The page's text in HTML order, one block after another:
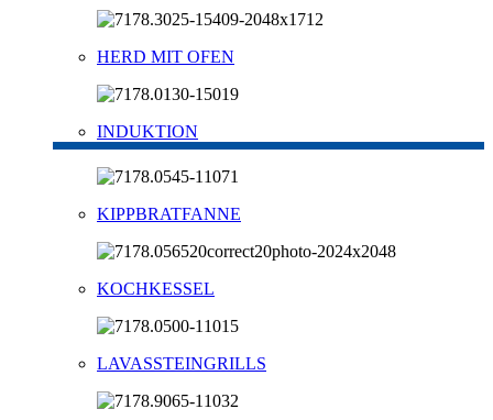
HERD MIT OFEN
INDUKTION
KIPPBRATFANNE
KOCHKESSEL
LAVASSTEINGRILLS